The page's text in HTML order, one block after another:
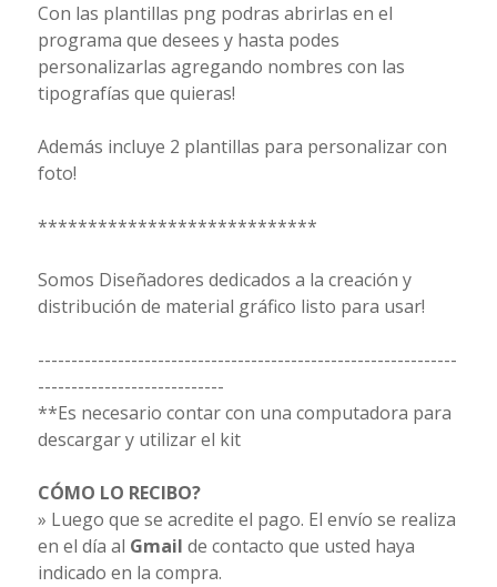
Con las plantillas png podras abrirlas en el
programa que desees y hasta podes
personalizarlas agregando nombres con las
tipografías que quieras!
Además incluye 2 plantillas para personalizar con
foto!
****************************
Somos Diseñadores dedicados a la creación y
distribución de material gráfico listo para usar!
---------------------------------------------------------------
----------------------------
**Es necesario contar con una computadora para
descargar y utilizar el kit
CÓMO LO RECIBO?
» Luego que se acredite el pago. El envío se realiza
en el día al Gmail de contacto que usted haya
indicado en la compra.